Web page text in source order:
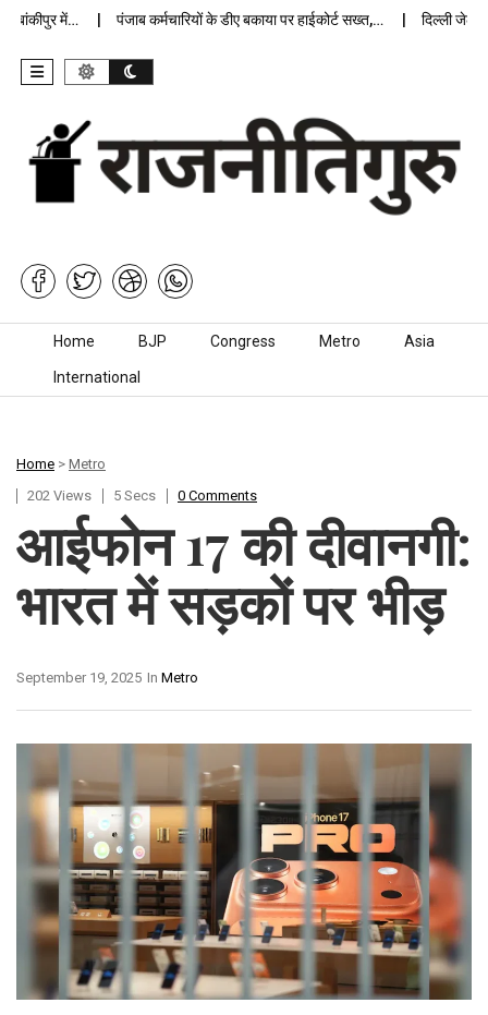
में… पंजाब कर्मचारियों के डीए बकाया पर हाईकोर्ट सख्त,… दिल्ली जेलों में
Skip to content
Home BJP Congress Metro Asia
International
Home > Metro
202 Views
5 Secs 0 Comments
आईफोन 17 की दीवानगी:
भारत में सड़कों पर भीड़
In Metro
September 19, 2025